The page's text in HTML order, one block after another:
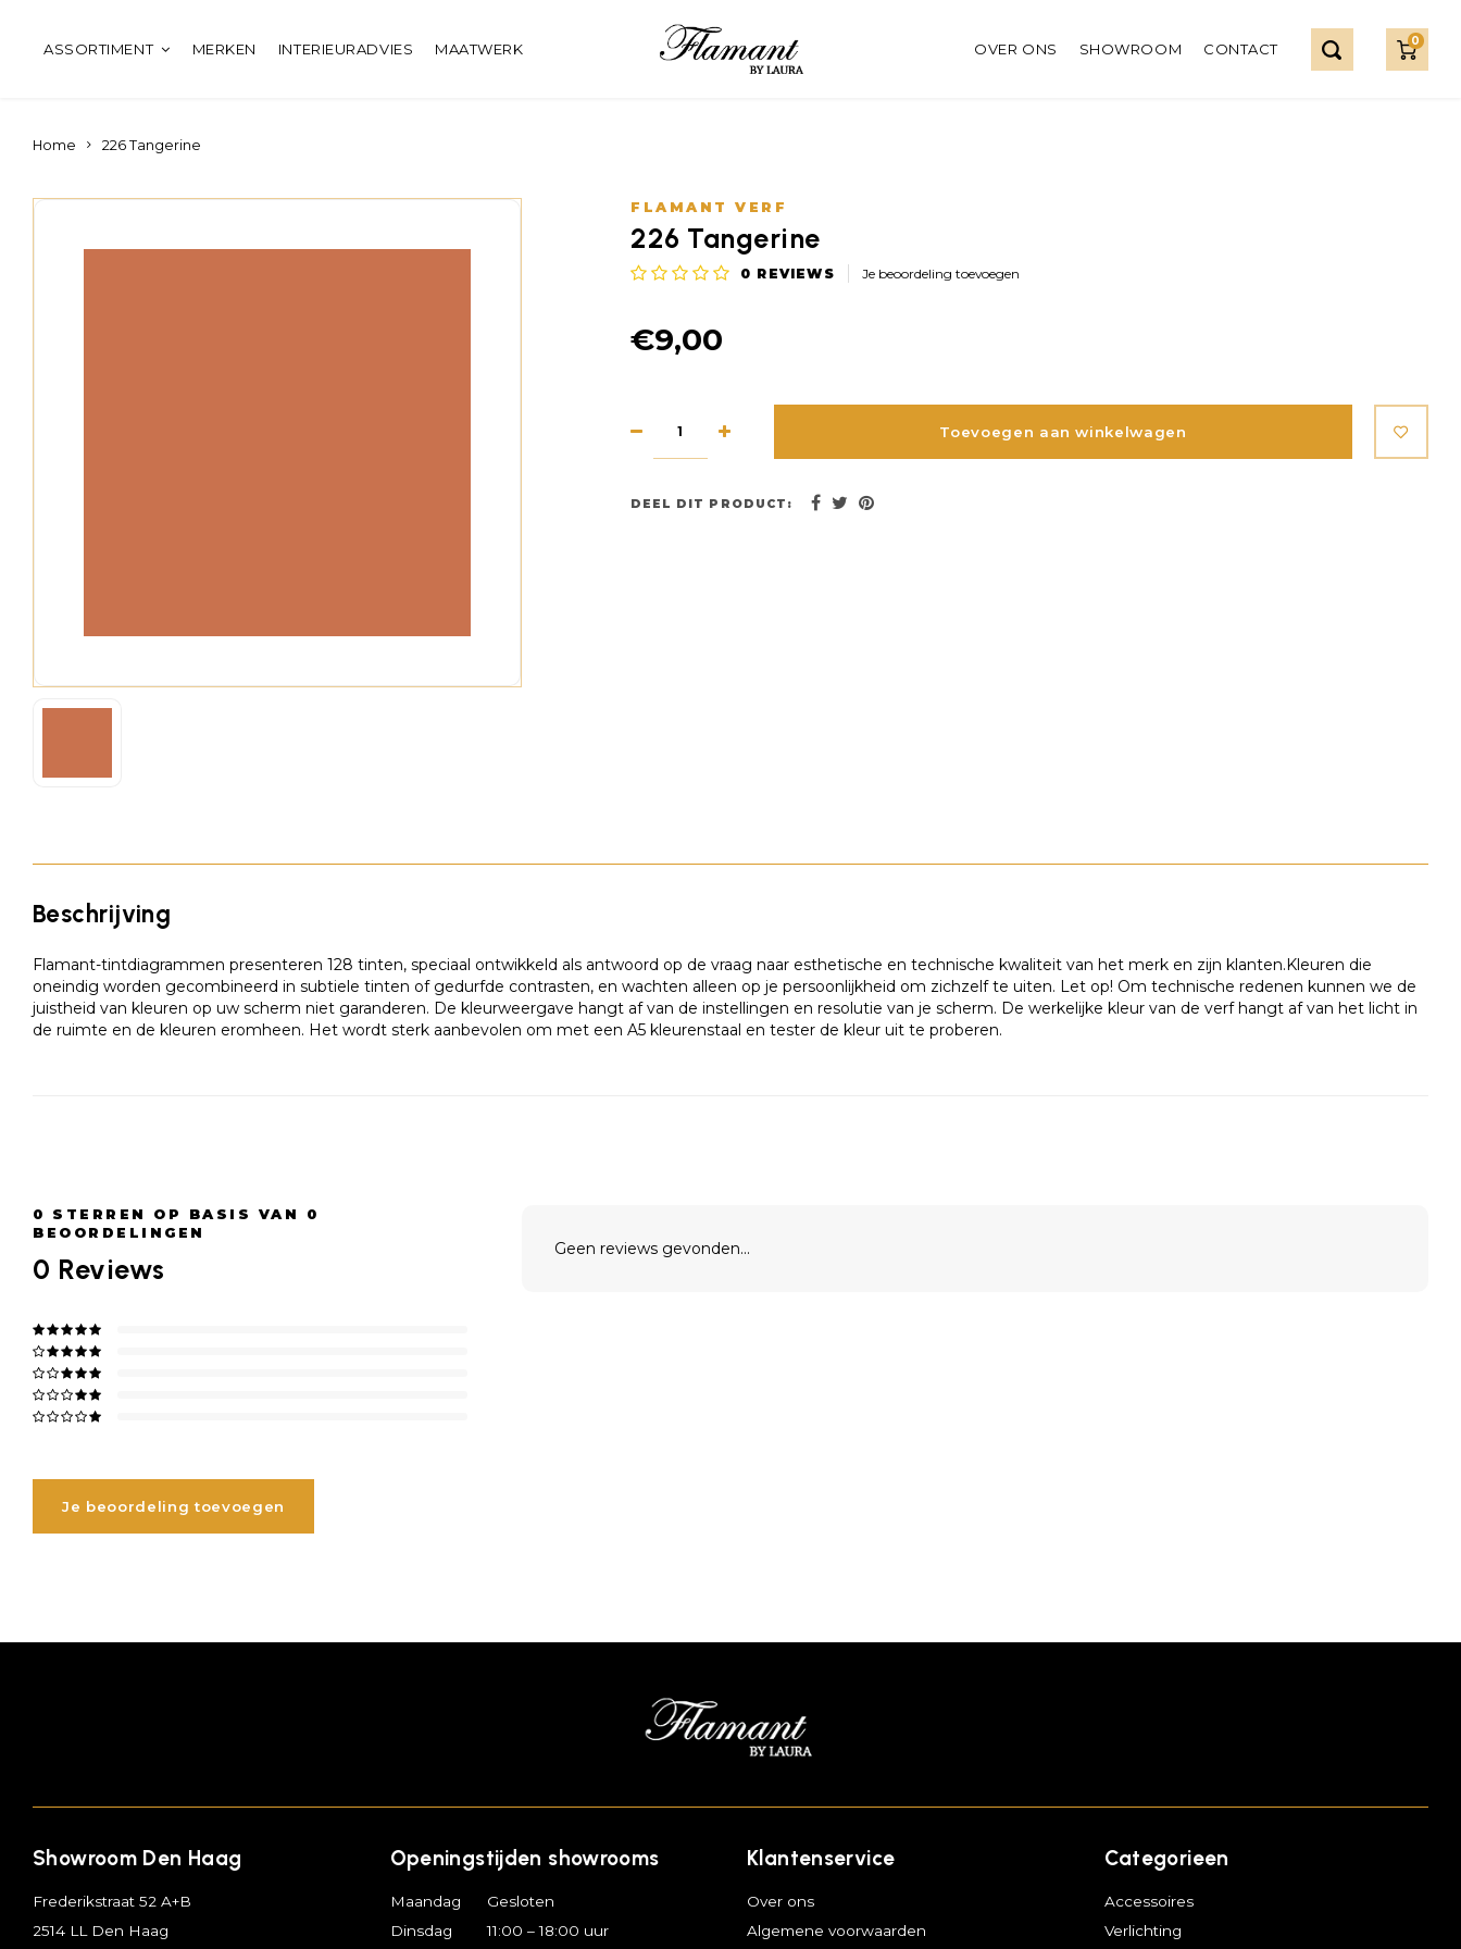
ASSORTIMENT MERKEN INTERIEURADVIES MAATWERK OVER ONS SHOWROOM CONTACT 0
Home 226 Tangerine
FLAMANT VERF
226 Tangerine
0 REVIEWS Je beoordeling toevoegen
€9,00
Toevoegen aan winkelwagen
DEEL DIT PRODUCT:
Beschrijving
Flamant-tintdiagrammen presenteren 128 tinten, speciaal ontwikkeld als antwoord op de vraag naar esthetische en technische kwaliteit van het merk en zijn klanten.Kleuren die
oneindig worden gecombineerd in subtiele tinten of gedurfde contrasten, en wachten alleen op je persoonlijkheid om zichzelf te uiten. Let op! Om technische redenen kunnen we de
juistheid van kleuren op uw scherm niet garanderen. De kleurweergave hangt af van de instellingen en resolutie van je scherm. De werkelijke kleur van de verf hangt af van het licht in
de ruimte en de kleuren eromheen. Het wordt sterk aanbevolen om met een A5 kleurenstaal en tester de kleur uit te proberen.
0 STERREN OP BASIS VAN 0
BEOORDELINGEN
0 Reviews
Je beoordeling toevoegen
Geen reviews gevonden...
Showroom Den Haag
Frederikstraat 52 A+B
2514 LL Den Haag
Openingstijden showrooms
Maandag
Dinsdag
Gesloten
11:00 – 18:00 uur
Klantenservice
Over ons
Algemene voorwaarden
Categorieen
Accessoires
Verlichting